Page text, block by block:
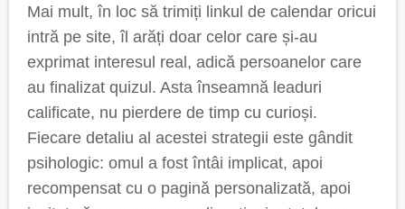
Mai mult, în loc să trimiți linkul de calendar oricui
intră pe site, îl arăți doar celor care și-au
exprimat interesul real, adică persoanelor care
au finalizat quizul. Asta înseamnă leaduri
calificate, nu pierdere de timp cu curioși.
Fiecare detaliu al acestei strategii este gândit
psihologic: omul a fost întâi implicat, apoi
recompensat cu o pagină personalizată, apoi